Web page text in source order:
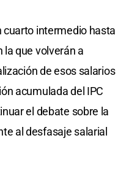
intermedio hasta
la que volverán a
de esos salarios
acumulada del IPC
el debate sobre la
al desfasaje salarial